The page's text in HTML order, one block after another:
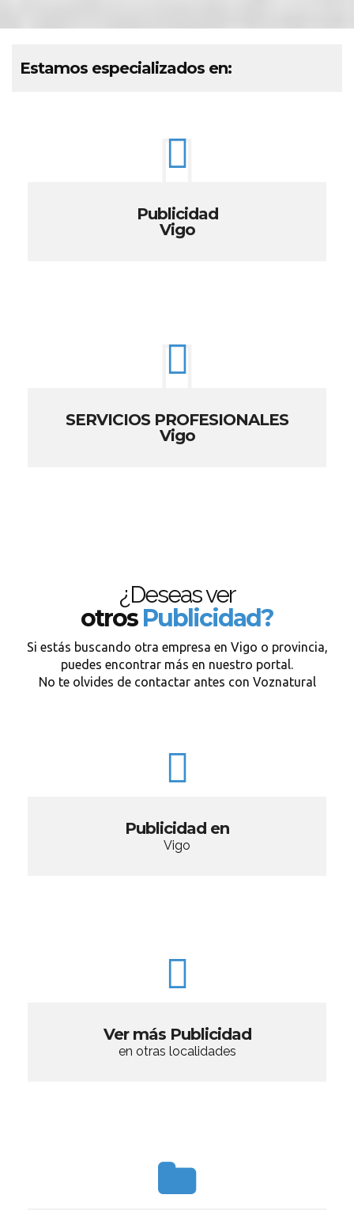
Estamos especializados en:
Publicidad
Vigo
SERVICIOS PROFESIONALES
Vigo
¿Deseas ver
otrosPublicidad?
Si estás buscando otra empresa en Vigo o provincia,
puedes encontrar más en nuestro portal.
No te olvides de contactar antes con Voznatural
Publicidad en
Vigo
Ver más Publicidad
en otras localidades